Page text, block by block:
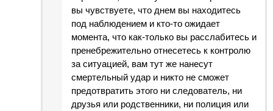
вы чувствуете, что днем вы находитесь
под наблюдением и кто-то ожидает
момента, что как-только вы расслабитесь и
пренебрежительно отнесетесь к контролю
за ситуацией, вам тут же нанесут
смертельный удар и никто не сможет
предотвратить этого ни следователь, ни
друзья или родственники, ни полиция или